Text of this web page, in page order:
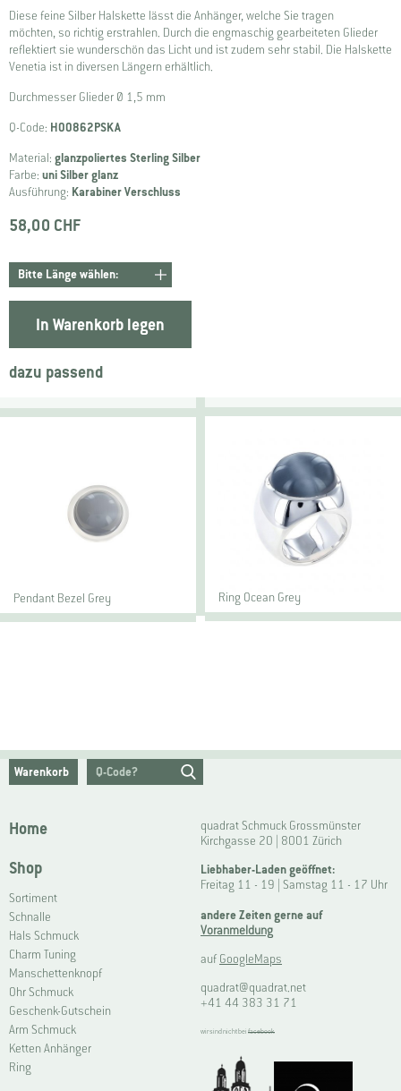
Diese feine Silber Halskette lässt die Anhänger, welche Sie tragen
möchten, so richtig erstrahlen. Durch die engmaschig gearbeiteten Glieder
reflektiert sie wunderschön das Licht und ist zudem sehr stabil. Die Halskette
Venetia ist in diversen Längern erhältlich.
Durchmesser Glieder Ø 1,5 mm
Q-Code: H00862PSKA
Material: glanzpoliertes Sterling Silber
Farbe: uni Silber glanz
Ausführung: Karabiner Verschluss
58,00 CHF
In Warenkorb legen
dazu passend
Pendant Bezel Grey Ring Ocean Grey
Warenkorb
Home
Shop
Sortiment
Schnalle
Hals Schmuck
Charm Tuning
Manschettenknopf
Ohr Schmuck
Geschenk-Gutschein
Arm Schmuck
Ketten Anhänger
Ring
quadrat Schmuck Grossmünster
Kirchgasse 20 | 8001 Zürich
Liebhaber-Laden geöffnet:
Freitag 11 - 19 | Samstag 11 - 17 Uhr
andere Zeiten gerne auf
Voranmeldung
auf GoogleMaps
quadrat@quadrat.net
+41 44 383 31 71
wir sind nicht bei facebook